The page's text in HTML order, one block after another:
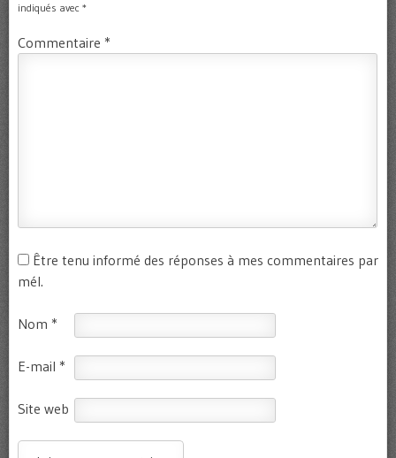
indiqués avec *
Commentaire *
Être tenu informé des réponses à mes commentaires par
mél.
Nom *
E-mail *
Site web